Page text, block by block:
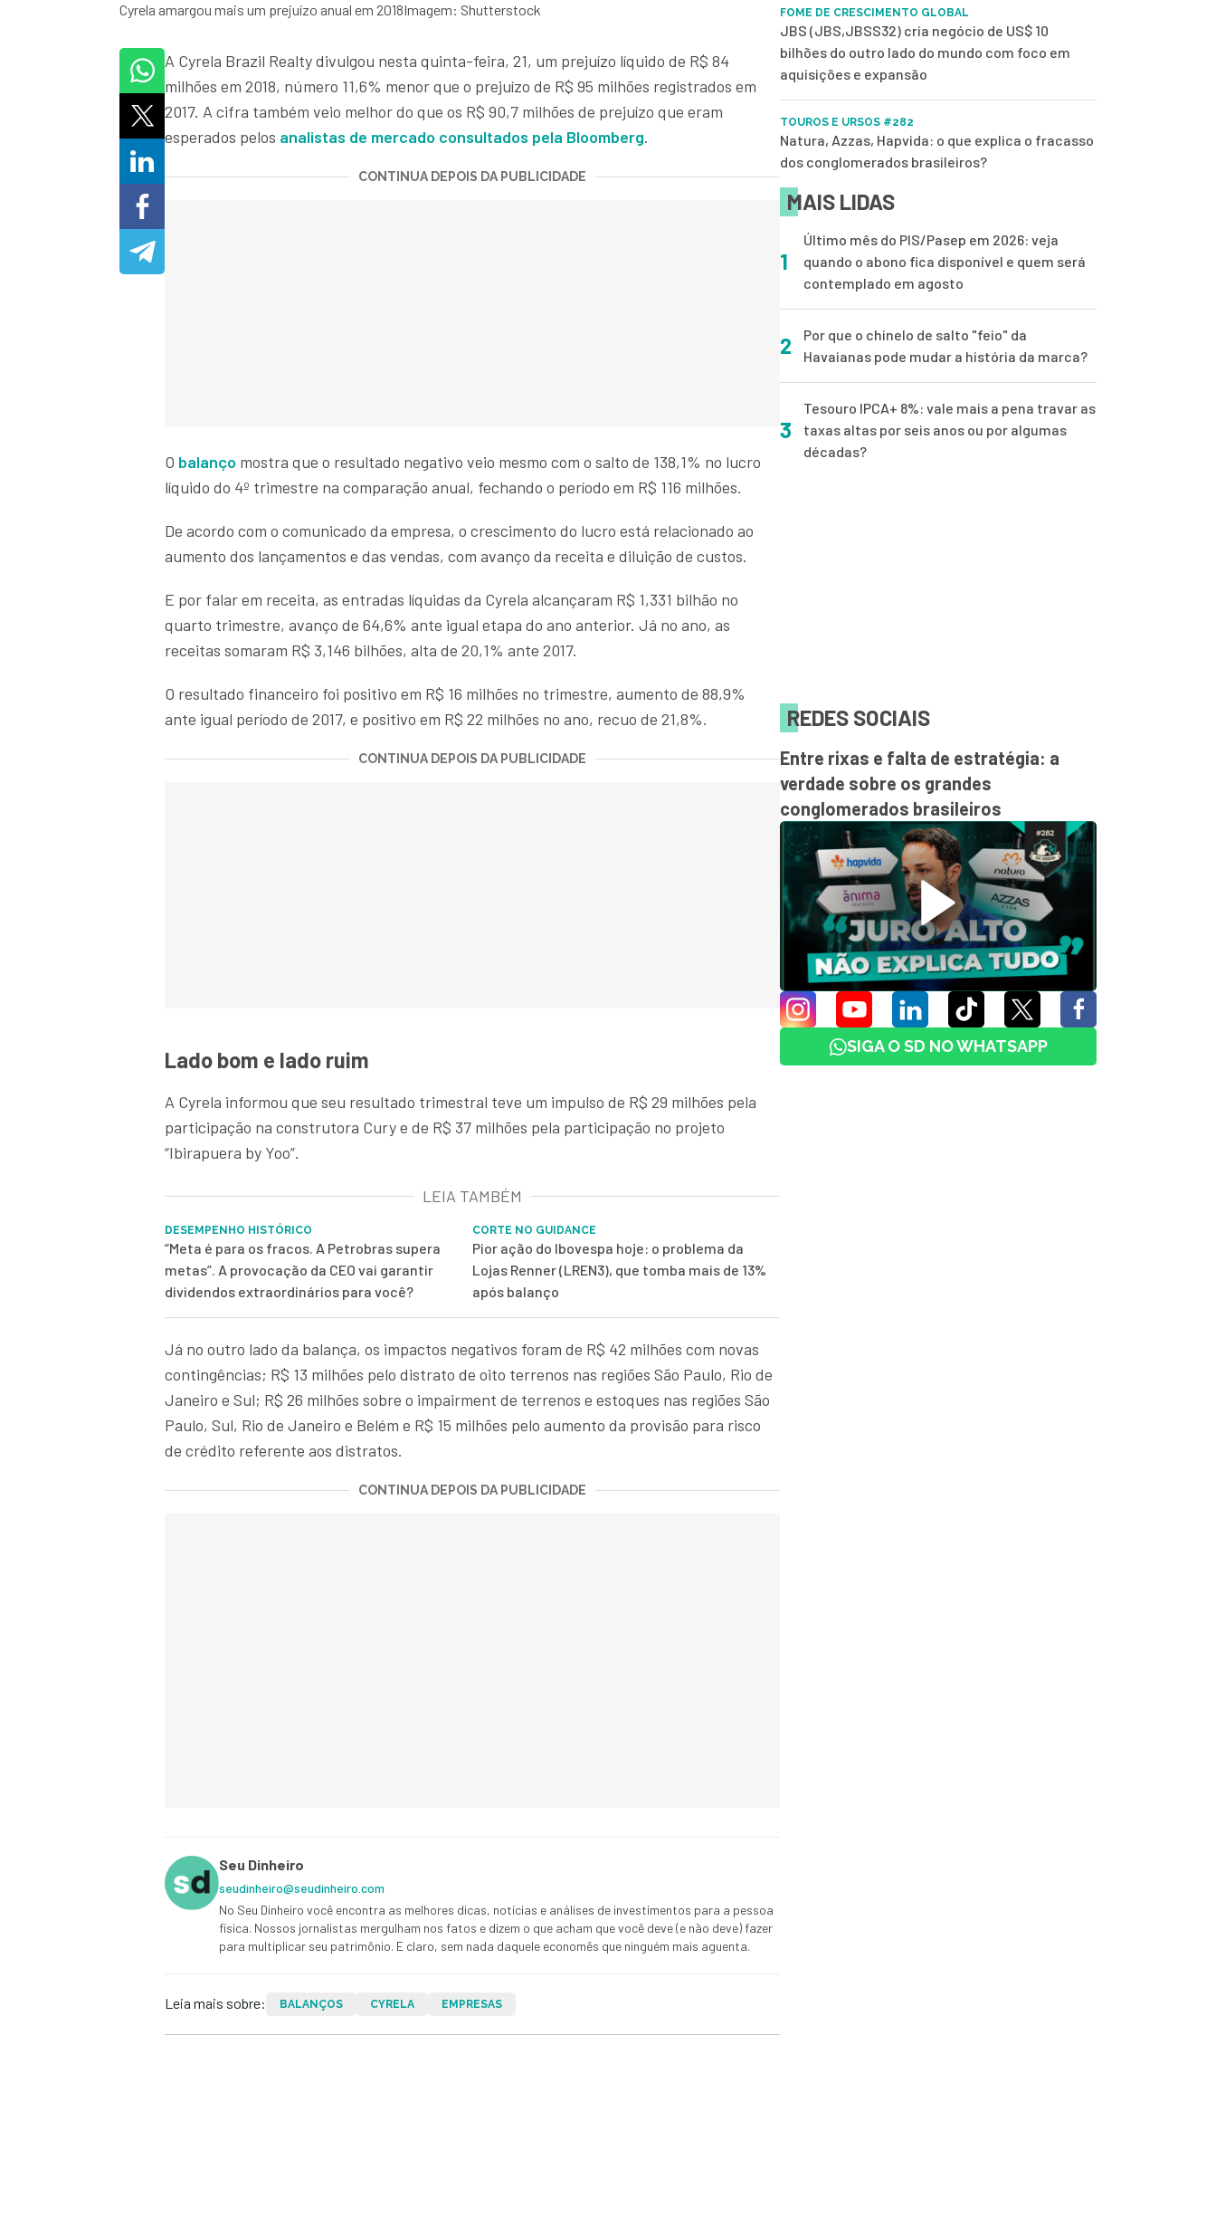
Cyrela amargou mais um prejuízo anual em 2018Imagem: Shutterstock
A Cyrela Brazil Realty divulgou nesta quinta-feira, 21, um prejuízo líquido de R$ 84
milhões em 2018, número 11,6% menor que o prejuízo de R$ 95 milhões registrados em
2017. A cifra também veio melhor do que os R$ 90,7 milhões de prejuízo que eram
esperados pelos analistas de mercado consultados pela Bloomberg.
CONTINUA DEPOIS DA PUBLICIDADE
O balanço mostra que o resultado negativo veio mesmo com o salto de 138,1% no lucro
líquido do 4º trimestre na comparação anual, fechando o período em R$ 116 milhões.
De acordo com o comunicado da empresa, o crescimento do lucro está relacionado ao
aumento dos lançamentos e das vendas, com avanço da receita e diluição de custos.
E por falar em receita, as entradas líquidas da Cyrela alcançaram R$ 1,331 bilhão no
quarto trimestre, avanço de 64,6% ante igual etapa do ano anterior. Já no ano, as
receitas somaram R$ 3,146 bilhões, alta de 20,1% ante 2017.
O resultado financeiro foi positivo em R$ 16 milhões no trimestre, aumento de 88,9%
ante igual período de 2017, e positivo em R$ 22 milhões no ano, recuo de 21,8%.
CONTINUA DEPOIS DA PUBLICIDADE
Lado bom e lado ruim
A Cyrela informou que seu resultado trimestral teve um impulso de R$ 29 milhões pela
participação na construtora Cury e de R$ 37 milhões pela participação no projeto
“Ibirapuera by Yoo”.
LEIA TAMBÉM
DESEMPENHO HISTÓRICO
“Meta é para os fracos. A Petrobras supera
metas”. A provocação da CEO vai garantir
dividendos extraordinários para você?
CORTE NO GUIDANCE
Pior ação do Ibovespa hoje: o problema da
Lojas Renner (LREN3), que tomba mais de 13%
após balanço
Já no outro lado da balança, os impactos negativos foram de R$ 42 milhões com novas
contingências; R$ 13 milhões pelo distrato de oito terrenos nas regiões São Paulo, Rio de
Janeiro e Sul; R$ 26 milhões sobre o impairment de terrenos e estoques nas regiões São
Paulo, Sul, Rio de Janeiro e Belém e R$ 15 milhões pelo aumento da provisão para risco
de crédito referente aos distratos.
CONTINUA DEPOIS DA PUBLICIDADE
Seu Dinheiro
seudinheiro@seudinheiro.com
No Seu Dinheiro você encontra as melhores dicas, notícias e análises de investimentos para a pessoa
física. Nossos jornalistas mergulham nos fatos e dizem o que acham que você deve (e não deve) fazer
para multiplicar seu patrimônio. E claro, sem nada daquele economês que ninguém mais aguenta.
Leia mais sobre: BALANÇOS CYRELA EMPRESAS
FOME DE CRESCIMENTO GLOBAL
JBS (JBS,JBSS32) cria negócio de US$ 10
bilhões do outro lado do mundo com foco em
aquisições e expansão
TOUROS E URSOS #282
Natura, Azzas, Hapvida: o que explica o fracasso
dos conglomerados brasileiros?
MAIS LIDAS
1
Último mês do PIS/Pasep em 2026: veja
quando o abono fica disponível e quem será
contemplado em agosto
2
Por que o chinelo de salto "feio" da
Havaianas pode mudar a história da marca?
3
Tesouro IPCA+ 8%: vale mais a pena travar as
taxas altas por seis anos ou por algumas
décadas?
REDES SOCIAIS
Entre rixas e falta de estratégia: a
verdade sobre os grandes
conglomerados brasileiros
SIGA O SD NO WHATSAPP